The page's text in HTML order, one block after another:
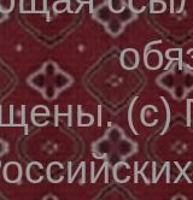
(с)